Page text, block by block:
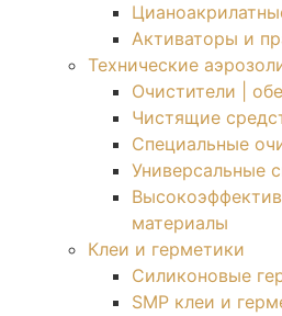
Активаторы и
Технические
Очистители |
Чистящие
Специальные
Универсальные
материалы
Клеи и герметики
Силиконовые
SMP клеи и